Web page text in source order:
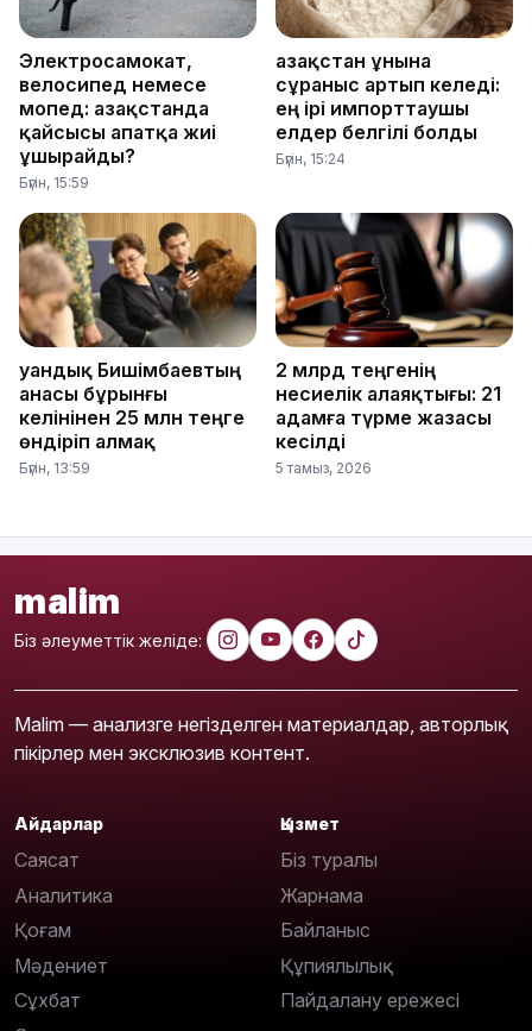
Электросамокат,
велосипед немесе
мопед: Қазақстанда
қайсысы апатқа жиі
ұшырайды?
Бүгін, 15:59
Қазақстан ұнына
сұраныс артып келеді:
ең ірі импорттаушы
елдер белгілі болды
Бүгін, 15:24
Қуандық Бишімбаевтың
анасы бұрынғы
келінінен 25 млн теңге
өндіріп алмақ
Бүгін, 13:59
2 млрд теңгенің
несиелік алаяқтығы: 21
адамға түрме жазасы
кесілді
5 тамыз, 2026
malim
Біз әлеуметтік желіде:
Malim — анализге негізделген материалдар, авторлық
пікірлер мен эксклюзив контент.
Айдарлар
Саясат
Аналитика
Қоғам
Мәдениет
Сұхбат
Қызмет
Біз туралы
Жарнама
Байланыс
Құпиялылық
Пайдалану ережесі